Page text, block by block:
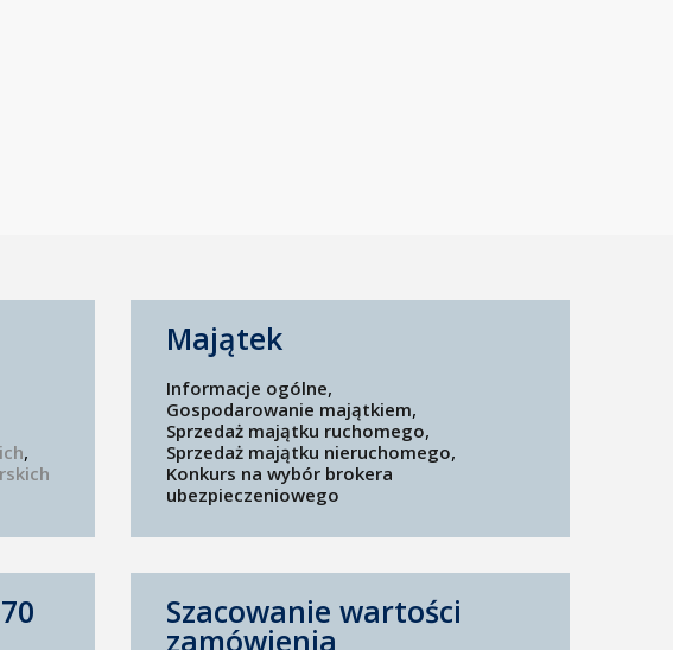
Majątek
Informacje ogólne
Gospodarowanie majątkiem
Sprzedaż majątku ruchomego
Sprzedaż majątku nieruchomego
Konkurs na wybór brokera
ubezpieczeniowego
Szacowanie wartości
zamówienia